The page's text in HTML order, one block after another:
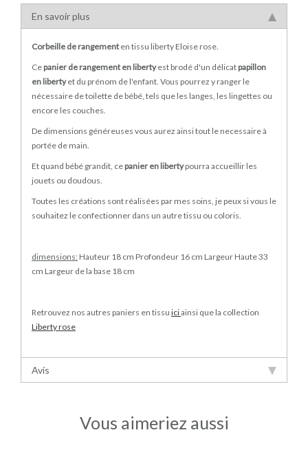
En savoir plus
Corbeille de rangementen tissu liberty Eloise rose.
Ce panier de rangement en libertyest brodé d'un délicat papillon
en libertyet du prénom de l'enfant. Vous pourrez y ranger le
nécessaire de toilette de bébé, tels que les langes, les lingettes ou
encore les couches.
De dimensions généreuses vous aurez ainsi tout le necessaire à
portée de main.
Et quand bébé grandit, ce panier en libertypourra accueillir les
jouets ou doudous.
Toutes les créations sont réalisées par mes soins, je peux si vous le
souhaitez le confectionner dans un autre tissu ou coloris.
dimensions: Hauteur 18 cm Profondeur 16 cm Largeur Haute 33
cm Largeur de la base 18 cm
Retrouvez nos autres paniers en tissu iciainsi que la collection
Liberty rose
Avis
Vous aimeriez aussi